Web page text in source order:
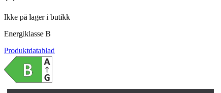
Ikke på lager i butikk
Energiklasse B
Produktdatablad